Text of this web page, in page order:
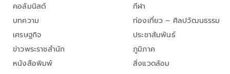
คอลัมนิสต์
บทความ
เศรษฐกิจ
ข่าวพระราชสำนัก
หนังสือพิมพ์
กีฬา
ท่องเที่ยว – ศิลปวัฒนธรรม
ประชาสัมพันธ์
ภูมิภาค
สิ่งแวดล้อม